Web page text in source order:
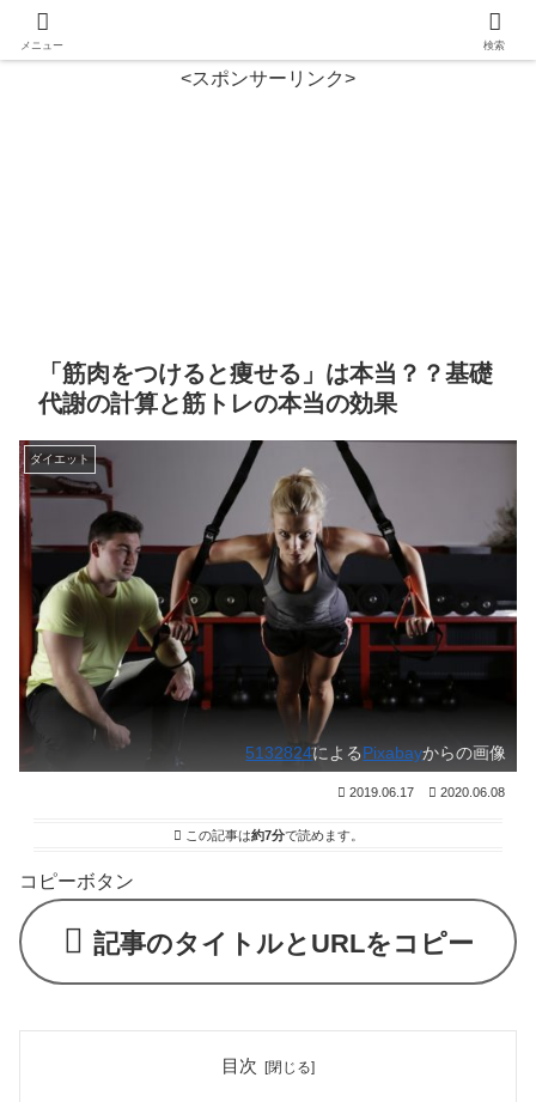
<スポンサーリンク>
「筋肉をつけると痩せる」は本当？？基礎
代謝の計算と筋トレの本当の効果
ダイエット
5132824によるPixabayからの画像
2019.06.17 2020.06.08
この記事は約7分で読めます。
コピーボタン
記事のタイトルとURLをコピー
目次
メニュー 検索